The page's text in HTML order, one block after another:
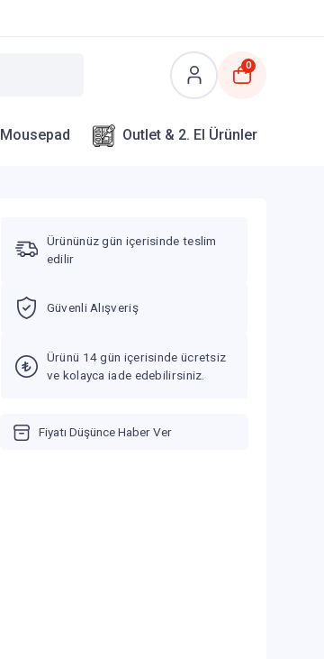
0
Mousepad Outlet & 2. El Ürünler
Ürününüz gün içerisinde teslim
edilir
Güvenli Alışveriş
Ürünü 14 gün içerisinde ücretsiz
ve kolayca iade edebilirsiniz.
Fiyatı Düşünce Haber Ver